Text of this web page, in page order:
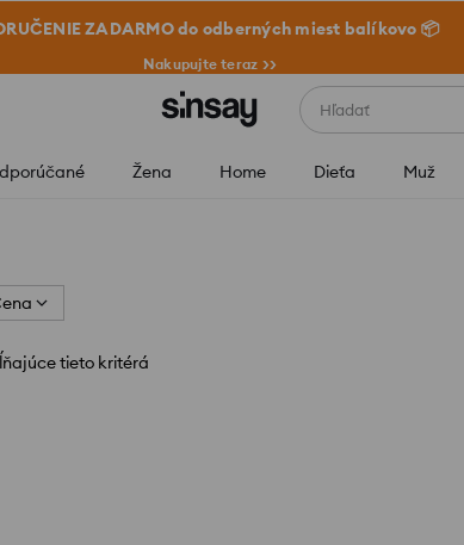
ZADARMO do odberných miest balíkovo 📦
Nakupujte teraz >>
Hľadať
Žena Home Dieťa Muž
tieto kritérá